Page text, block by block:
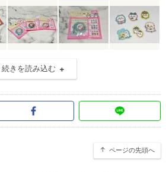
続きを読み込む
ページの先頭へ